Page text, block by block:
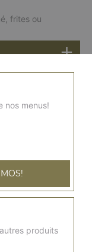
frites ou
basilic,
nos menus!
produits